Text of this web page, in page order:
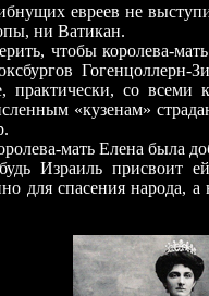
евреев не выступил
ни Ватикан.
королева-мать
практически, со
«кузенам»
мать Елена была
Израиль присвоит
для спасения